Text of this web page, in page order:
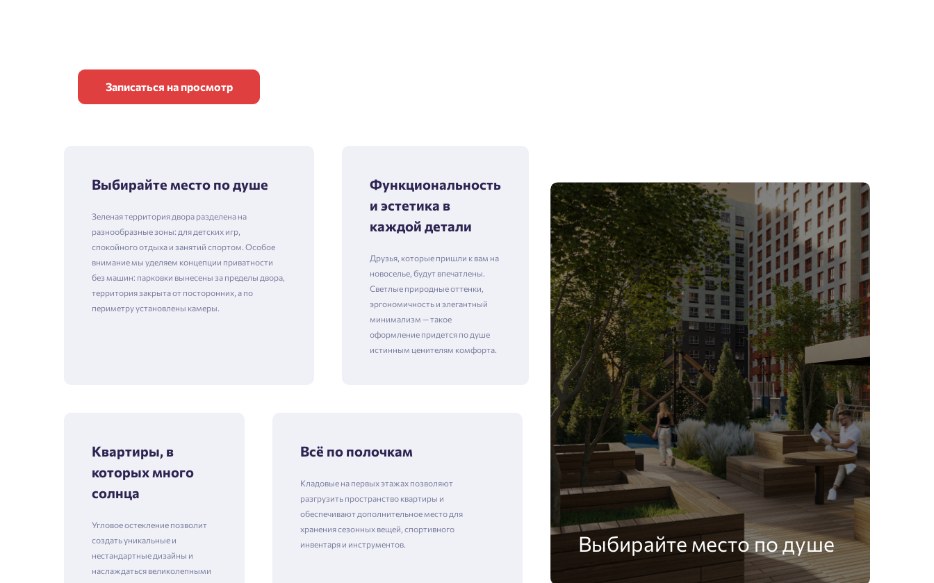
Записаться на просмотр
Выбирайте место по душе
Зеленая территория двора разделена на
разнообразные зоны: для детских игр,
спокойного отдыха и занятий спортом. Особое
внимание мы уделяем концепции приватности
без машин: парковки вынесены за пределы двора,
территория закрыта от посторонних, а по
периметру установлены камеры.
Функциональность
и эстетика в
каждой детали
Друзья, которые пришли к вам на
новоселье, будут впечатлены.
Светлые природные оттенки,
эргономичность и элегантный
минимализм — такое
оформление придется по душе
истинным ценителям комфорта.
Квартиры, в
которых много
солнца
Угловое остекление позволит
создать уникальные и
нестандартные дизайны и
наслаждаться великолепными
Всё по полочкам
Кладовые на первых этажах позволяют
разгрузить пространство квартиры и
обеспечивают дополнительное место для
хранения сезонных вещей, спортивного
инвентаря и инструментов.
Выбирайте место по душе